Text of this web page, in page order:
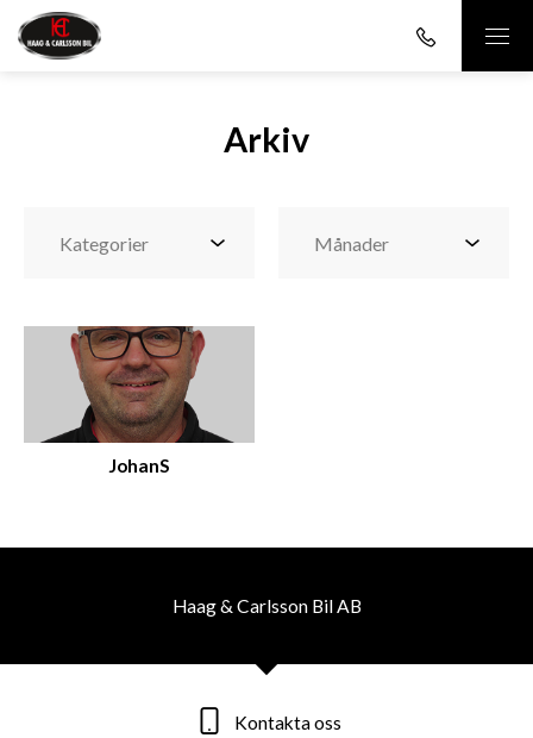
Arkiv
JohanS
Haag & Carlsson Bil AB
Kontakta oss